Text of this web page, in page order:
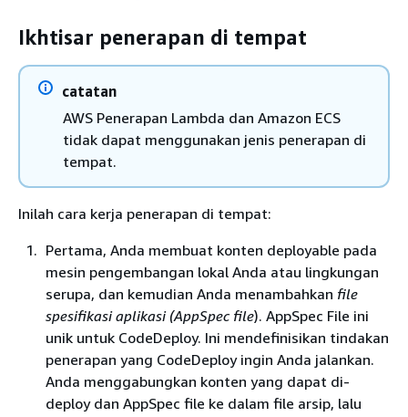
Ikhtisar penerapan di tempat
catatan
AWS Penerapan Lambda dan Amazon ECS
tidak dapat menggunakan jenis penerapan di
tempat.
Inilah cara kerja penerapan di tempat:
Pertama, Anda membuat konten deployable pada
mesin pengembangan lokal Anda atau lingkungan
serupa, dan kemudian Anda menambahkan file
spesifikasi aplikasi (AppSpec file). AppSpec File ini
unik untuk CodeDeploy. Ini mendefinisikan tindakan
penerapan yang CodeDeploy ingin Anda jalankan.
Anda menggabungkan konten yang dapat di-
deploy dan AppSpec file ke dalam file arsip, lalu